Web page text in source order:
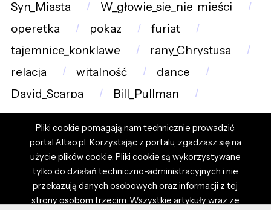
Syn_Miasta
W_głowie_się_nie_mieści
operetka
pokaz
furiat
tajemnice_konklawe
rany_Chrystusa
relacja
witalność
dance
David_Scarpa
Bill_Pullman
Pliki cookie pomagają nam technicznie prowadzić
portal Altao.pl. Korzystając z portalu, zgadzasz się na
użycie plików cookie. Pliki cookie są wykorzystywane
tylko do działań techniczno-administracyjnych i nie
przekazują danych osobowych oraz informacji z tej
strony osobom trzecim. Wszystkie artykuły wraz ze